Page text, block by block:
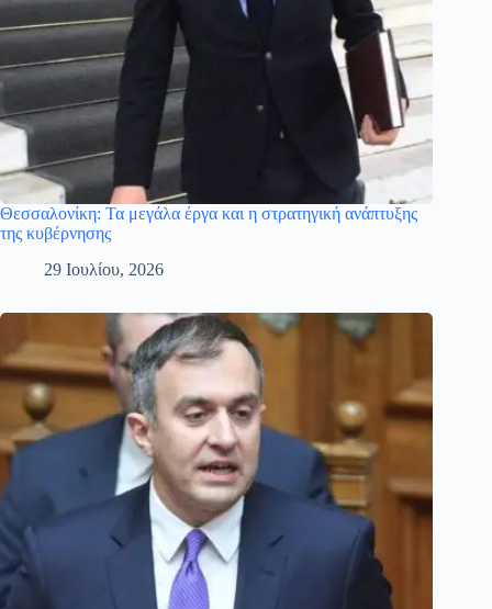
Θεσσαλονίκη: Τα μεγάλα έργα και η στρατηγική ανάπτυξης
της κυβέρνησης
29 Ιουλίου, 2026